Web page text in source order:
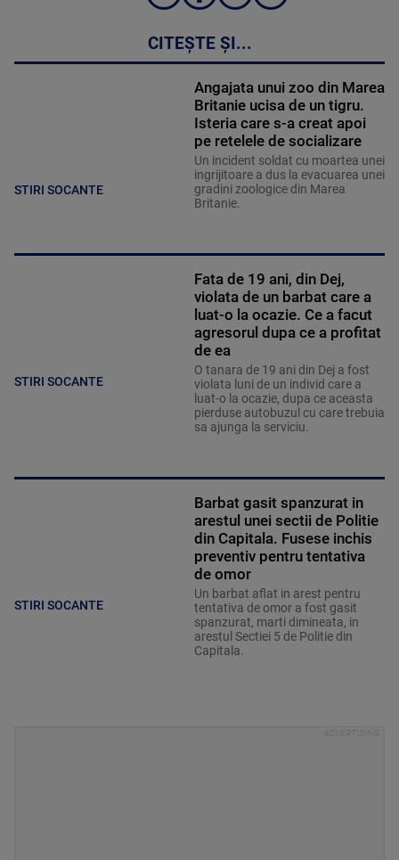
CITEȘTE ȘI...
STIRI SOCANTE
Angajata unui zoo din Marea
Britanie ucisa de un tigru.
Isteria care s-a creat apoi
pe retelele de socializare
Un incident soldat cu moartea unei
ingrijitoare a dus la evacuarea unei
gradini zoologice din Marea
Britanie.
STIRI SOCANTE
Fata de 19 ani, din Dej,
violata de un barbat care a
luat-o la ocazie. Ce a facut
agresorul dupa ce a profitat
de ea
O tanara de 19 ani din Dej a fost
violata luni de un individ care a
luat-o la ocazie, dupa ce aceasta
pierduse autobuzul cu care trebuia
sa ajunga la serviciu.
STIRI SOCANTE
Barbat gasit spanzurat in
arestul unei sectii de Politie
din Capitala. Fusese inchis
preventiv pentru tentativa
de omor
Un barbat aflat in arest pentru
tentativa de omor a fost gasit
spanzurat, marti dimineata, in
arestul Sectiei 5 de Politie din
Capitala.